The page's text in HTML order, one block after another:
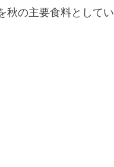
秋の主要食料としてい